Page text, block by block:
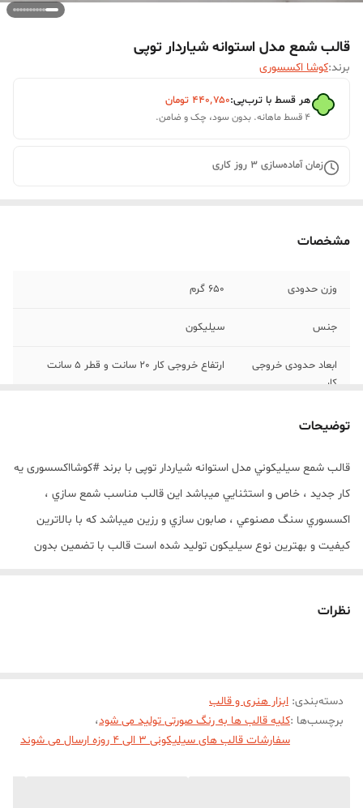
قالب شمع مدل استوانه شیاردار توپی
برند:کوشا اکسسوری
هر قسط با ترب‌پی:۴۴۰٬۷۵۰ تومان
۴ قسط ماهانه. بدون سود، چک و ضامن.
زمان آماده‌سازی 3 روز کاری
مشخصات
وزن حدودی 650 گرم
جنس سیلیکون
ابعاد حدودی خروجی
کار
ارتفاع خروجی کار 20 سانت و قطر 5 سانت
توضیحات
قالب شمع سيليکوني مدل استوانه شیاردار توپی با برند #کوشااکسسوری يه
کار جدید ، خاص و استثنايي ميباشد اين قالب مناسب شمع سازي ،
اکسسوري سنگ مصنوعي ، صابون سازي و رزين ميباشد که با بالاترين
کيفيت و بهترين نوع سيليکون توليد شده است قالب با تضمين بدون
نظرات
دسته‌بندی: ابزار هنری و قالب
برچسب‌ها :کلیه قالب ها به رنگ صورتی تولید می شود،
سفارشات قالب های سیلیکونی 3 الی 4 روزه ارسال می شوند